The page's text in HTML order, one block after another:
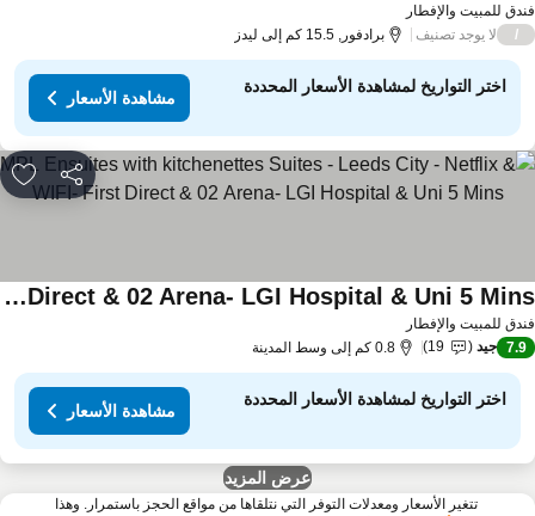
للمبيت والإفطار
لا يوجد تصنيف برادفور, 15.5 كم إلى ليدز
اختر التواريخ لمشاهدة الأسعار المحددة
مشاهدة الأسعار
مشاركة
للمبيت والإفطار
MPL Ensuites with kitchenettes Suites - Leeds City - Netflix & WIFI- First Direct & 02 Arena- LGI Hospital & Uni 5 Mins
7.9 جيد 19 0.8 كم إلى وسط المدينة
اختر التواريخ لمشاهدة الأسعار المحددة
مشاهدة الأسعار
عرض المزيد
تتغير الأسعار ومعدلات التوفر التي نتلقاها من مواقع الحجز باستمرار. وهذا